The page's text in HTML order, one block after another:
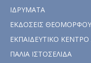
ΙΔΡΥΜΑΤΑ
ΕΚΔΟΣΕΙΣ ΘΕΟΜΟΡΦΟΥ
ΕΚΠΑΙΔΕΥΤΙΚΟ
ΠΑΛΙΑ ΙΣΤΟΣΕΛΙΔΑ